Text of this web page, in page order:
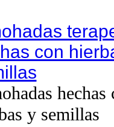
con
hechas
y semillas